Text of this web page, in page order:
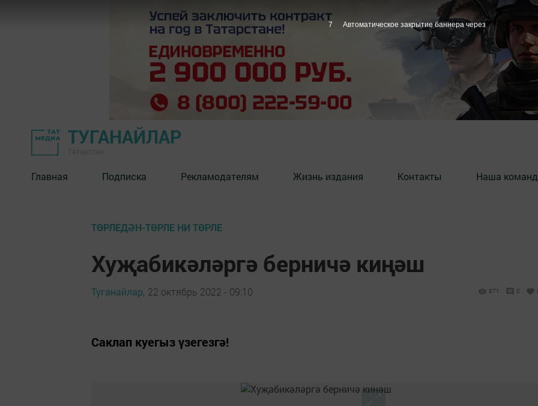
ТУГАНАЙЛАР
Главная Подписка Рекламодателям Жизнь издания Контакты Наша
ТӨРЛЕДӘН-ТӨРЛЕ НИ ТӨРЛЕ
Хуҗабикәләргә берничә киңәш
Туганайлар, 22 октябрь 2022 - 09:10 871 0
Саклап куегыз үзегезгә!
6 Автоматическое закрытие баннера через